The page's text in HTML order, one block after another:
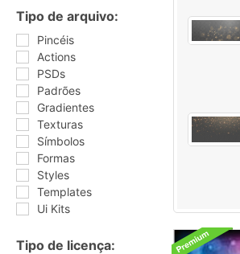
Tipo de arquivo:
Pincéis
Actions
PSDs
Padrões
Gradientes
Texturas
Símbolos
Formas
Styles
Templates
Ui Kits
Tipo de licença: